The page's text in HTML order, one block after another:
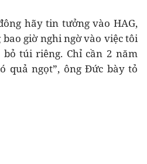
hãy tin tưởng vào HAG,
giờ nghi ngờ vào việc tôi
túi riêng. Chỉ cần 2 năm
quả ngọt”, ông Đức bày tỏ